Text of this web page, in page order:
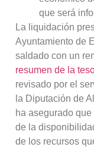
que será
La liquidación
Ayuntamiento de
saldado con un
resumen de la
revisado por el
la Diputación de
ha asegurado
de la
de los recursos